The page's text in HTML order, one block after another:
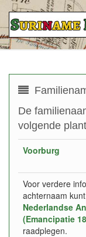
De
volgende
Voorburg
Voor verdere
achternaam
Nederlandse
(Emancipatie
raadplegen.